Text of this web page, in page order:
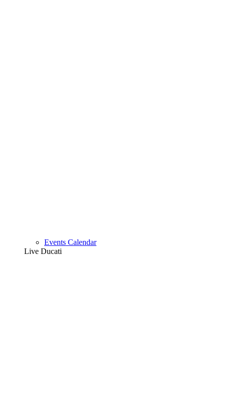
Events Calendar
Live Ducati